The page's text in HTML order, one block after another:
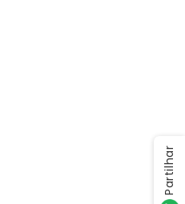
Partilhar